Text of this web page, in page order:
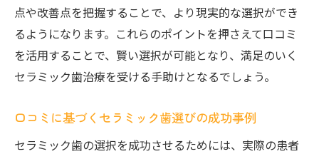
点や改善点を把握することで、より現実的な選択ができ
るようになります。これらのポイントを押さえて口コミ
を活用することで、賢い選択が可能となり、満足のいく
セラミック歯治療を受ける手助けとなるでしょう。
口コミに基づくセラミック歯選びの成功事例
セラミック歯の選択を成功させるためには、実際の患者